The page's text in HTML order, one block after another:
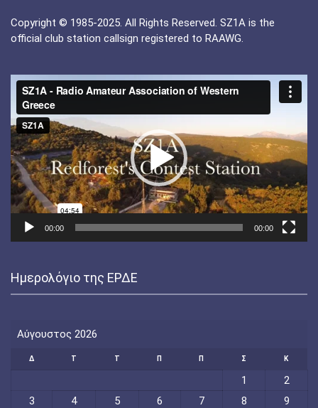
Copyright © 1985-2025. All Rights Reserved. SZ1A is the
official club station callsign registered to RAAWG.
Πρόγραμμα
Αναπαραγωγής
Βίντεο
00:00 00:00
Ημερολόγιο της ΕΡΔΕ
Αύγουστος 2026
Δ Τ Τ Π Π Σ Κ
1
2
3
4 5 6 7 8
9